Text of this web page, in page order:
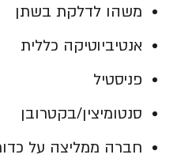
משהו לדלקת בשתן
אנטיביוטיקה כללית
פניסטיל
סנטומיצין/בקטרובן
חברה ממליצה על